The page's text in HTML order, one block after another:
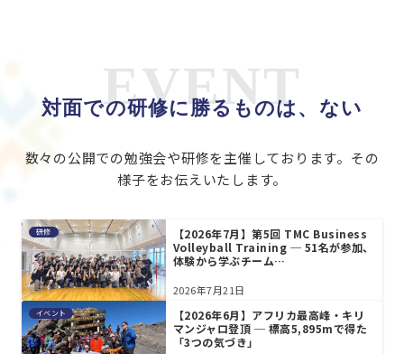
EVENT
対面での研修に勝るものは、ない
数々の公開での勉強会や研修を主催しております。その
様子をお伝えいたします。
研修
【2026年7月】第5回 TMC Business
Volleyball Training ─ 51名が参加、
体験から学ぶチーム…
2026年7月21日
イベント
【2026年6月】アフリカ最高峰・キリ
マンジャロ登頂 ─ 標高5,895mで得た
「3つの気づき」